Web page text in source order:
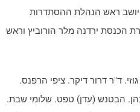
ראש הנהלת ההסתדרות
הכנסת ירדנה מלר הורוביץ וראש
ד"ר דרור דיקר. ציפי הרפנס.
הבטנש (עדן) טפט. שלומי שבת.